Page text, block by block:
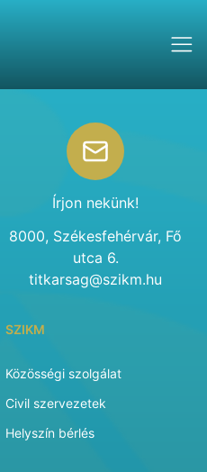
Írjon nekünk!
8000, Székesfehérvár, Fő
utca 6.
titkarsag@szikm.hu
SZIKM
Közösségi szolgálat
Civil szervezetek
Helyszín bérlés